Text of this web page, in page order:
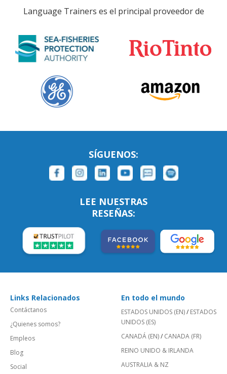
Language Trainers es el principal proveedor de
SÍGUENOS:
LEE NUESTRAS
RESEÑAS:
Links Relacionados
Contáctanos
¿Quienes somos?
Empleos
Blog
Social
En todo el mundo
ESTADOS UNIDOS (EN)/ ESTADOS
UNIDOS (ES)
CANADÁ (EN)/ CANADA (FR)
REINO UNIDO & IRLANDA
AUSTRALIA & NZ